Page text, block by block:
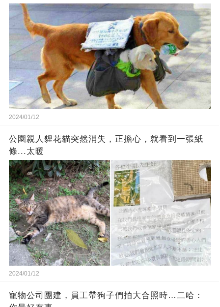
2024/01/12
公園親人貍花貓突然消失，正擔心，就看到一張紙
條...太暖
2024/01/12
寵物公司團建，員工帶狗子們拍大合照時…二哈：